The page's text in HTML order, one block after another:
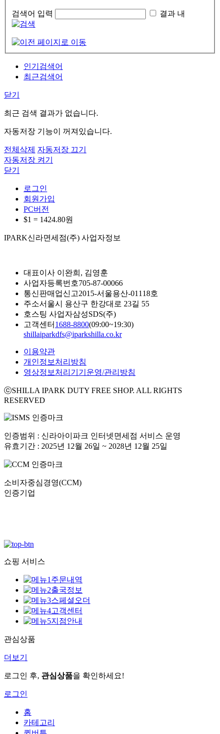
검색어 입력 결과 내
인기검색어
최근검색어
닫기
최근 검색 결과가 없습니다.
자동저장 기능이 꺼져있습니다.
전체삭제 자동저장 끄기
자동저장 켜기
닫기
로그인
회원가입
PC버전
$1 = 1424.80원
IPARK신라면세점(주) 사업자정보
대표이사 이완희, 김영훈
사업자등록번호705-87-00066
통신판매업신고2015-서울용산-01118호
주소서울시 용산구 한강대로 23길 55
호스팅 사업자삼성SDS(주)
고객센터 1688-8800(09:00~19:30)
shillaiparkdfs@iparkshilla.co.kr
이용약관
개인정보처리방침
영상정보처리기기운영/관리방침
ⓒSHILLA IPARK DUTY FREE SHOP. ALL RIGHTS
RESERVED
인증범위 : 신라아이파크 인터넷면세점 서비스 운영
유효기간 : 2025년 12월 26일 ~ 2028년 12월 25일
소비자중심경영(CCM)
인증기업
쇼핑 서비스
주문내역
출국정보
스페셜오더
고객센터
지점안내
관심상품
더보기
로그인 후, 관심상품을 확인하세요!
로그인
홈
카테고리